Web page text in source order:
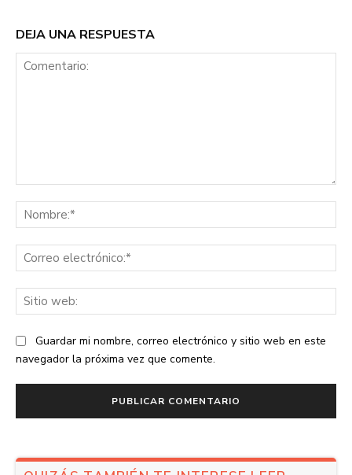
DEJA UNA RESPUESTA
Guardar mi nombre, correo electrónico y sitio web en este
navegador la próxima vez que comente.